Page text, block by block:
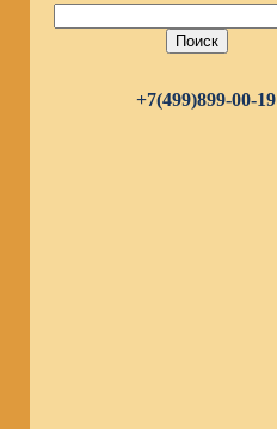
+7(499)899-00-19